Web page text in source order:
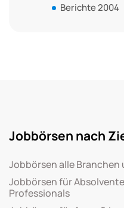
Berichte 2004
Jobbörsen nach
Jobbörsen alle Branchen
Jobbörsen für
Professionals